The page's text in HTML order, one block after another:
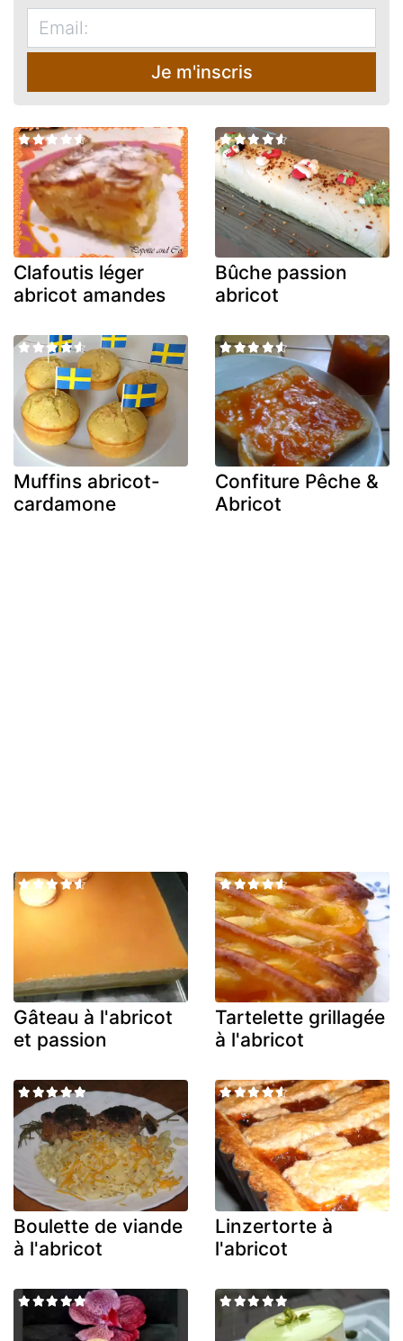
Je m'inscris
Clafoutis léger
abricot amandes
Bûche passion
abricot
Muffins abricot-
cardamone
Confiture Pêche &
Abricot
Gâteau à l'abricot
et passion
Tartelette grillagée
à l'abricot
Boulette de viande
à l'abricot
Linzertorte à
l'abricot